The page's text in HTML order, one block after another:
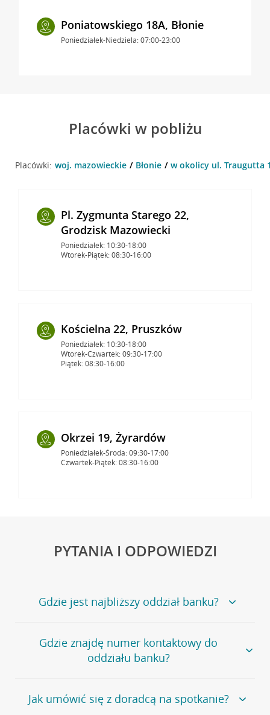
Poniatowskiego 18A, Błonie
Poniedziałek-Niedziela: 07:00-23:00
Placówki w pobliżu
Placówki: woj. mazowieckie Błonie w okolicy ul. Traugutta
Pl. Zygmunta Starego 22,
Grodzisk Mazowiecki
Poniedziałek: 10:30-18:00
Wtorek-Piątek: 08:30-16:00
Kościelna 22, Pruszków
Poniedziałek: 10:30-18:00
Wtorek-Czwartek: 09:30-17:00
Piątek: 08:30-16:00
Okrzei 19, Żyrardów
Poniedziałek-Środa: 09:30-17:00
Czwartek-Piątek: 08:30-16:00
PYTANIA I ODPOWIEDZI
Gdzie jest najbliższy oddział banku?
Jeśli szukasz oddziału naszego banku, zapraszamy na
stronęPlacówki i bankomaty, na której znajduje się
wygodna wyszukiwarka.
oddziałów
Gdzie znajdę numer kontaktowy do
oddziału banku?
Bank Credit Agricole nie udostępnia ogólnego numeru
telefonu do placówki bankowej.
Jak umówić się z doradcą na spotkanie?